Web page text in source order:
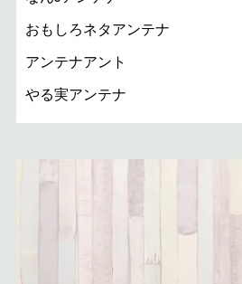
おもしろネタアンテナ
アンテナアント
やる実アンテナ